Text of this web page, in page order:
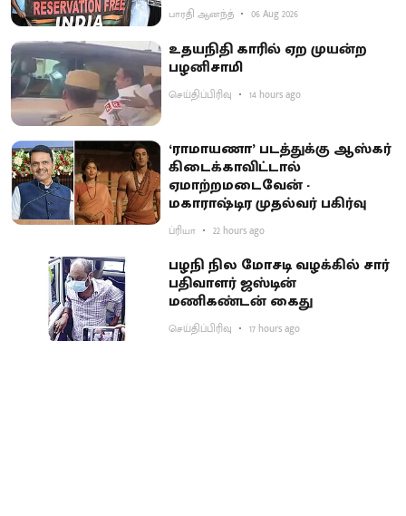
பாரதி ஆனந்த் 06 Aug 2026
உதயநிதி காரில் ஏற முயன்ற
பழனிசாமி
செய்திப்பிரிவு 14 hours ago
‘ராமாயணா’ படத்துக்கு ஆஸ்கர்
கிடைக்காவிட்டால்
ஏமாற்றமடைவேன் -
மகாராஷ்டிர முதல்வர் பகிர்வு
ப்ரியா 22 hours ago
பழநி நில மோசடி வழக்கில் சார்
பதிவாளர் ஜஸ்டின்
மணிகண்டன் கைது
செய்திப்பிரிவு 17 hours ago